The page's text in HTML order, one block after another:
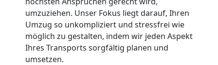
umzuziehen. Unser Fokus liegt darauf, Ihren
Umzug so unkompliziert und stressfrei wie
möglich zu gestalten, indem wir jeden Aspekt
Ihres Transports sorgfältig planen und
umsetzen.
Küchenumzug
Wolfsberg